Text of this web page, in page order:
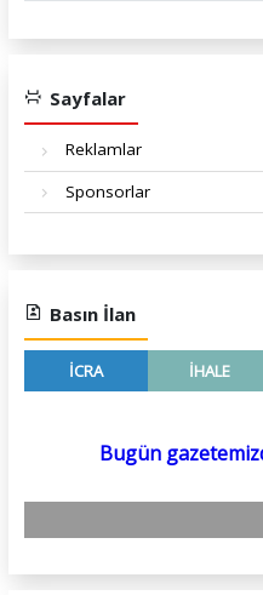
Sayfalar
Reklamlar
Sponsorlar
Basın İlan